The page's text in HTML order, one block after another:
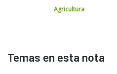
Agricultura
Temas en esta nota